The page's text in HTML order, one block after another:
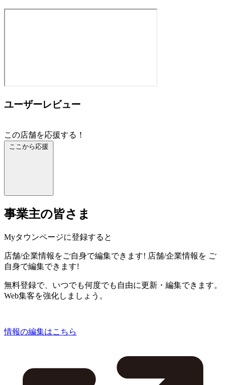
ユーザーレビュー
この店舗を応援する！
ここから応援
事業主の皆さま
Myタウンページに登録すると
店舗/企業情報をご自身で編集できます! 店舗/企業情報を ご
自身で編集できます!
無料登録で、いつでも何度でも自由に更新・編集できます。
Web集客を強化しましょう。
情報の編集はこちら